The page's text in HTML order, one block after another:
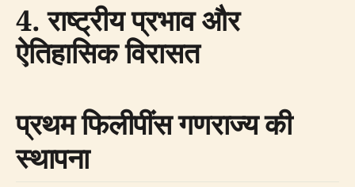
4. राष्ट्रीय प्रभाव और
ऐतिहासिक विरासत
प्रथम फिलीपींस गणराज्य की
स्थापना